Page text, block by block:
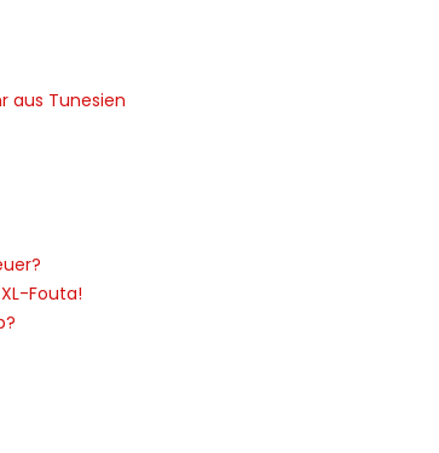
aus Tunesien
Fouta!